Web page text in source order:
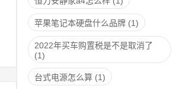
苹果笔记本硬盘什么品牌 (1)
2022年买车购置税是不是取消了
(1)
台式电源怎么算 (1)